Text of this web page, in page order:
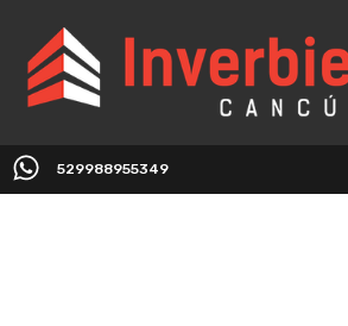
529988955349